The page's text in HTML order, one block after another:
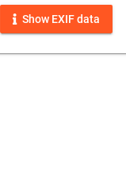
Show EXIF data